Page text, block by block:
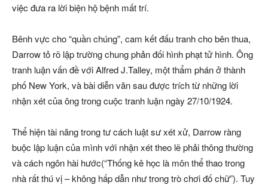
việc đưa ra lời biện hộ bệnh mất trí.
Bênh vực cho “quần chúng”, cam kết đấu tranh cho bên thua,
Darrow tỏ rõ lập trường chung phản đối hình phạt tử hình. Ông
tranh luận vấn đề với Alfred J.Talley, một thẩm phán ở thành
phố New York, và bài diễn văn sau được trích từ những lời
nhận xét của ông trong cuộc tranh luận ngày 27/10/1924.
Thể hiện tài năng trong tư cách luật sư xét xử, Darrow ràng
buộc lập luận của mình với nhận xét theo lẽ phải thông thường
và cách ngôn hài hước(“Thống kê học là môn thể thao trong
nhà rất thú vị – không hấp dẫn như trong trò chơi đố chữ”). Tuy